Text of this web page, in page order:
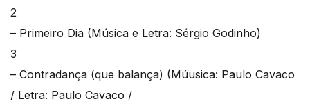
2
– Primeiro Dia (Música e Letra: Sérgio Godinho)
3
– Contradança (que balança) (Múusica: Paulo Cavaco
/ Letra: Paulo Cavaco /